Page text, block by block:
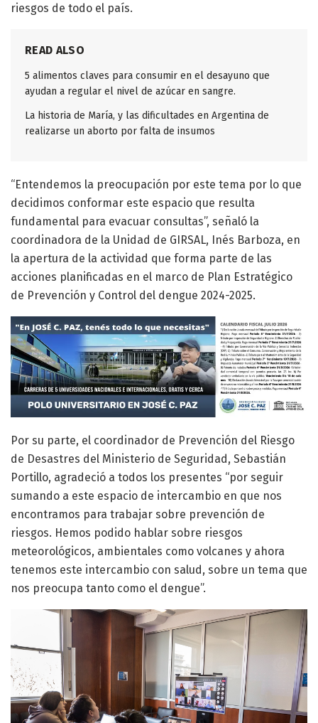
riesgos de todo el país.
READ ALSO
5 alimentos claves para consumir en el desayuno que
ayudan a regular el nivel de azúcar en sangre.
La historia de María, y las dificultades en Argentina de
realizarse un aborto por falta de insumos
“Entendemos la preocupación por este tema por lo que
decidimos conformar este espacio que resulta
fundamental para evacuar consultas”, señaló la
coordinadora de la Unidad de GIRSAL, Inés Barboza, en
la apertura de la actividad que forma parte de las
acciones planificadas en el marco de Plan Estratégico
de Prevención y Control del dengue 2024-2025.
Por su parte, el coordinador de Prevención del Riesgo
de Desastres del Ministerio de Seguridad, Sebastián
Portillo, agradeció a todos los presentes “por seguir
sumando a este espacio de intercambio en que nos
encontramos para trabajar sobre prevención de
riesgos. Hemos podido hablar sobre riesgos
meteorológicos, ambientales como volcanes y ahora
tenemos este intercambio con salud, sobre un tema que
nos preocupa tanto como el dengue”.